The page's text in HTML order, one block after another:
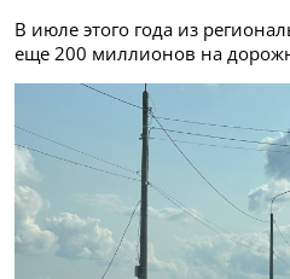
В июле этого года из
еще 200 миллионов на